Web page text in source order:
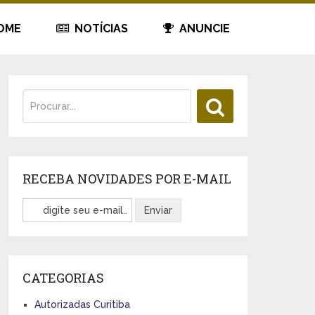
NOTÍCIAS ANUNCIE
RECEBA NOVIDADES POR E-MAIL
CATEGORIAS
Autorizadas Curitiba